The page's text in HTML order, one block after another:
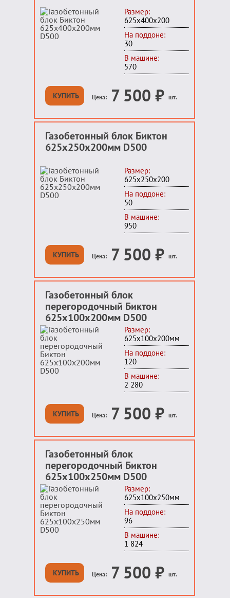
Размер:
625х400х200
На поддоне:
30
В машине:
570
КУПИТЬ Цена: 7 500 ₽ шт.
Газобетонный блок Биктон
625x250x200мм D500
Размер:
625х250х200
На поддоне:
50
В машине:
950
КУПИТЬ Цена: 7 500 ₽ шт.
Газобетонный блок
перегородочный Биктон
625x100x200мм D500
Размер:
625x100x200мм
На поддоне:
120
В машине:
2 280
КУПИТЬ Цена: 7 500 ₽ шт.
Газобетонный блок
перегородочный Биктон
625x100x250мм D500
Размер:
625x100x250мм
На поддоне:
96
В машине:
1 824
КУПИТЬ Цена: 7 500 ₽ шт.